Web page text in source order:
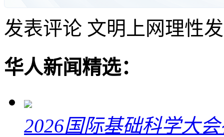
发表评论 文明上网理性
华人新闻精选：
2026国际基础科学大